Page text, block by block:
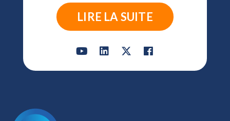
LIRE LA SUITE
Y
o
L
i
X
-
F
a